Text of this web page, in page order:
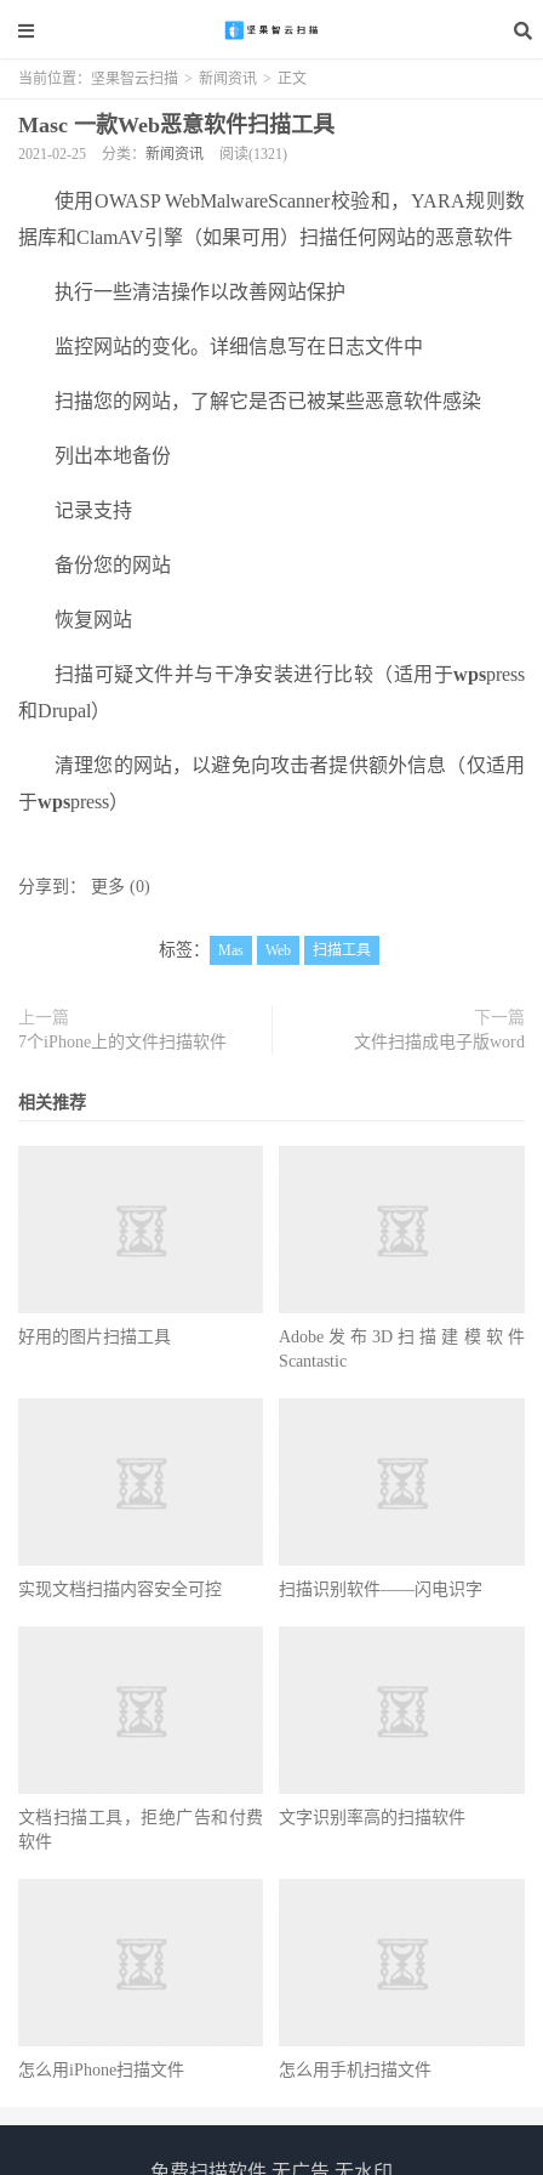
当前位置： 坚果智云扫描 > 新闻资讯 > 正文
Masc 一款Web恶意软件扫描工具
2021-02-25 分类： 新闻资讯 阅读(1321)
使用OWASP WebMalwareScanner校验和，YARA规则数
据库和ClamAV引擎（如果可用）扫描任何网站的恶意软件
执行一些清洁操作以改善网站保护
监控网站的变化。详细信息写在日志文件中
扫描您的网站，了解它是否已被某些恶意软件感染
列出本地备份
记录支持
备份您的网站
恢复网站
扫描可疑文件并与干净安装进行比较（适用于wpspress
和Drupal）
清理您的网站，以避免向攻击者提供额外信息（仅适用
于wpspress）
分享到： 更多 (0)
标签： Mas Web 扫描工具
上一篇
7个iPhone上的文件扫描软件
下一篇
文件扫描成电子版word
相关推荐
好用的图片扫描工具
Adobe发布3D扫描建模软件
Scantastic
实现文档扫描内容安全可控 扫描识别软件——闪电识字
文档扫描工具，拒绝广告和付费
软件
文字识别率高的扫描软件
怎么用iPhone扫描文件 怎么用手机扫描文件